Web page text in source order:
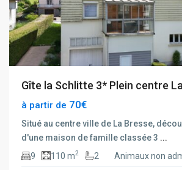
Gîte la Schlitte 3* Plein centre
à partir de 70€
Situé au centre ville de La Bresse,
d'une maison de famille classée 3 ...
9
110 m2 2 Animaux non